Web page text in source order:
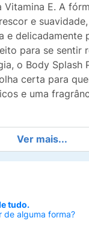
Vitamina E. A
e
e delicadamente
para se sentir
o Body Splash
certa para
e uma
Ver mais...
tudo.
de alguma forma?